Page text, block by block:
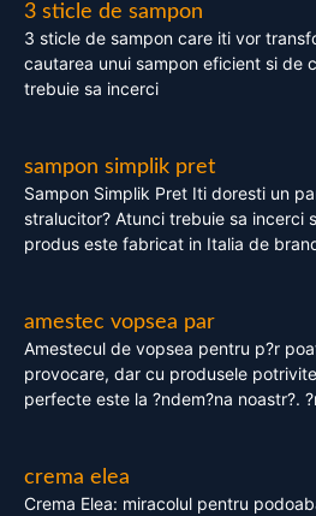
3 sticle de sampon
3 sticle de sampon care iti vor
cautarea unui sampon eficient si de
trebuie sa incerci
sampon simplik pret
Sampon Simplik Pret Iti doresti un
stralucitor? Atunci trebuie sa incerci
produs este fabricat in Italia de
amestec vopsea par
Amestecul de vopsea pentru p?r
provocare, dar cu produsele
perfecte este la ?ndem?na noastr?.
crema elea
Crema Elea: miracolul pentru